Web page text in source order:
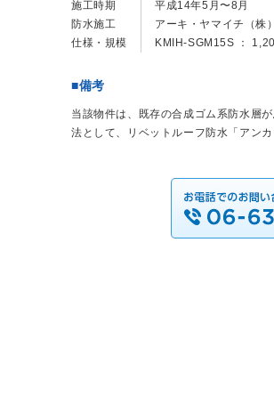
施工時期
平成14年5月〜8月
防水施工
アーキ・ヤマイチ（株）
仕様・規模
KMIH-SGM15S ：
■備考
当該物件は、既存の合成ゴム系防水層
法として、リベットルーフ防水「アン